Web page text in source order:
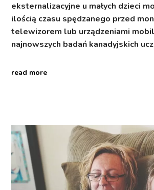
eksternalizacyjne u małych dzieci
ilością czasu spędzanego przed
telewizorem lub urządzeniami
najnowszych badań kanadyjskich
read more